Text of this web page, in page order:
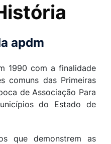
apdm
1990 com a finalidade
comuns das Primeiras
de Associação Para
do Estado de
que demonstrem as